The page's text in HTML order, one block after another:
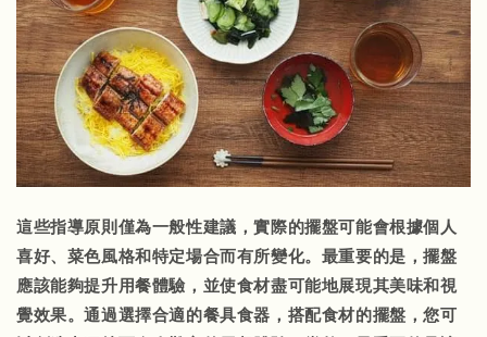
這些指導原則僅為一般性建議，實際的擺盤可能會根據個人
喜好、菜色風格和特定場合而有所變化。最重要的是，擺盤
應該能夠提升用餐體驗，並使食材盡可能地展現其美味和視
覺效果。通過選擇合適的餐具食器，搭配食材的擺盤，您可